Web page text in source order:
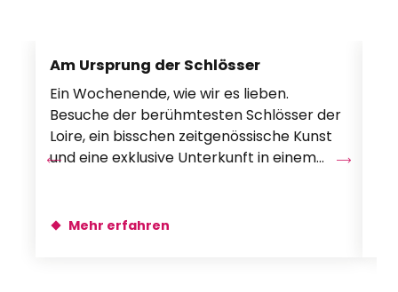
Château de Valençay
Am Ursprung der Schlösser
Ein Wochenende, wie wir es lieben.
Besuche der berühmtesten Schlösser der
Loire, ein bisschen zeitgenössische Kunst
und eine exklusive Unterkunft in einem
Mehr erfahren